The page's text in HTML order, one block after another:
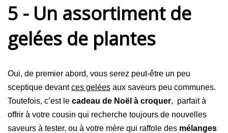
5 - Un assortiment de
gelées de plantes
Oui, de premier abord, vous serez peut-être un peu
sceptique devantces gelées aux saveurs peu communes.
Toutefois, c’est le cadeau de Noël à croquer, parfait à
offrir à votre cousin qui recherche toujours de nouvelles
saveurs à tester, ou à votre mère qui raffole des mélanges